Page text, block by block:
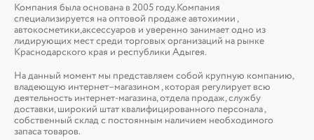
Компания была основана в 2005 году.Компания
специализируется на оптовой продаже автохимии ,
автокосметики,аксессуаров и уверенно занимает одно из
лидирующих мест среди торговых организаций на рынке
Краснодарского края и республики Адыгея.
На данный момент мы представляем собой крупную компанию,
владеющую интернет–магазином , которая регулирует всю
деятельность интернет-магазина, отдела продаж, службу
доставки, широкий штат квалифицированного персонала ,
собственный склад c постоянным наличием необходимого
запаса товаров.